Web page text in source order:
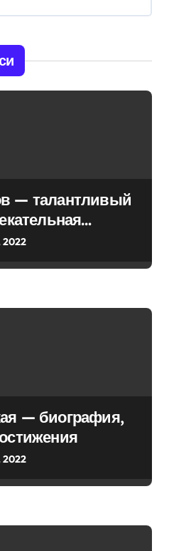
— талантливый
2022
— биография,
2022